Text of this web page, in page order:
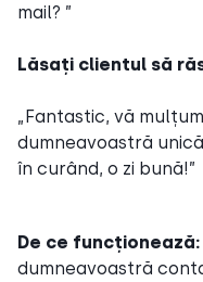
mail? ”
Lăsați clientul să
„Fantastic, vă
dumneavoastră
în curând, o zi bună!”
De ce funcționează:
dumneavoastră